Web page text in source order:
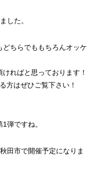
した。
ちらでももちろんオッケ
ればと思っております！
方はぜひご覧下さい！
弾ですね。
田市で開催予定になりま